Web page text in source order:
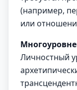
(например,
или
Личностный